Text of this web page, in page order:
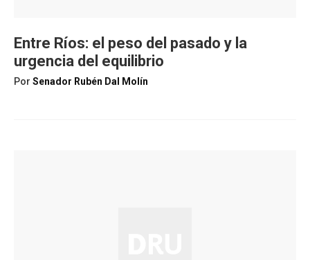
Entre Ríos: el peso del pasado y la
urgencia del equilibrio
Por Senador Rubén Dal Molín